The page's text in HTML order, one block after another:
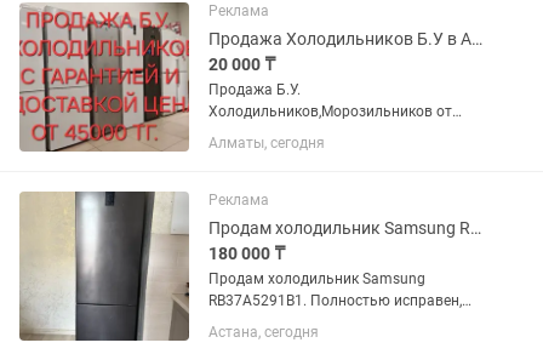
использовался очень редко.
Состояние...
Реклама
Продажа Холодильников Б.У в Алматы с доставкой, И гарантией
20 000 ₸
Продажа Б.У.
Холодильников,Морозильников от
45000 тг. В Зависимости от марки
холодильника и внешнему состоянию.
выбирайте договоримся.
Алматы, сегодня
Реклама
Продам холодильник Samsung RB37A5291B1, No Frost
180 000 ₸
Продам холодильник Samsung
RB37A5291B1. Полностью исправен,
отлично охлаждает и морозит.
Система No Frost, тихая работа,
Астана, сегодня